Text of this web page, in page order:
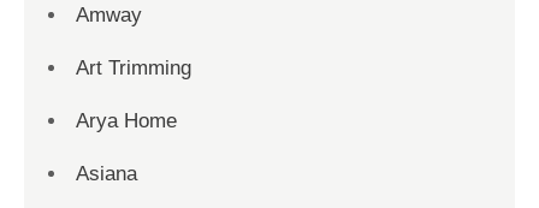
Amway
Art Trimming
Arya Home
Asiana